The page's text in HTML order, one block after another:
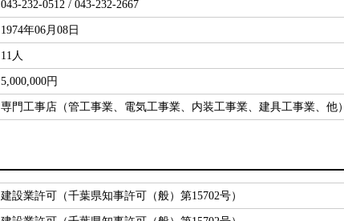
043-232-0512 / 043-232-2667
1974年06月08日
11人
5,000,000円
専門工事店（管工事業、電気工事業、内装工事業、建具工事業、他）
建設業許可（千葉県知事許可（般）第15702号）